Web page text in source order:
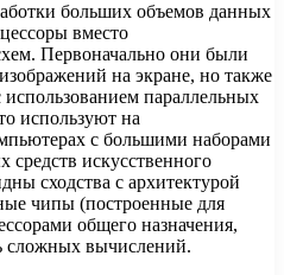
больших объемов данных
вместо
Первоначально они были
на экране, но также
параллельных
используют на
с большими наборами
искусственного
сходства с архитектурой
чипы (построенные для
общего назначения,
вычислений.